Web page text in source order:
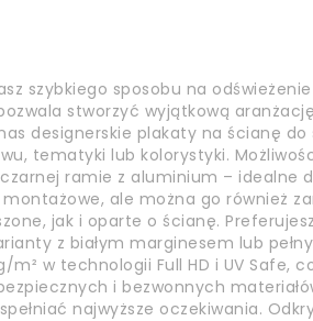
szybkiego sposobu na
stworzyć wyjątkową
designerskie plakaty na ścianę
tematyki lub kolorystyki.
ramie z aluminium – idealne
montażowe, ale można go
jak i oparte o ścianę.
z białym marginesem lub
w technologii Full HD i UV Safe,
i bezwonnych
najwyższe oczekiwania.